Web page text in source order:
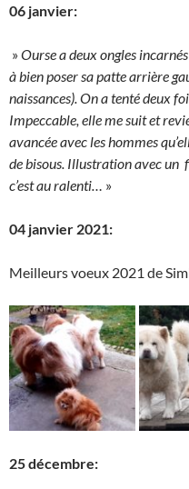
06 janvier:
»Ourse a deux ongles
à bien poser sa patte arrière
naissances). On a tenté deux
Impeccable, elle me suit et
avancée avec les hommes
de bisous. Illustration avec un
c’est au ralenti… »
04 janvier 2021:
Meilleurs voeux 2021 de
25 décembre: